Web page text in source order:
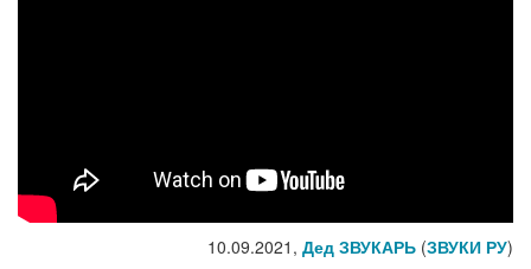
10.09.2021, Дед ЗВУКАРЬ (ЗВУКИ РУ)